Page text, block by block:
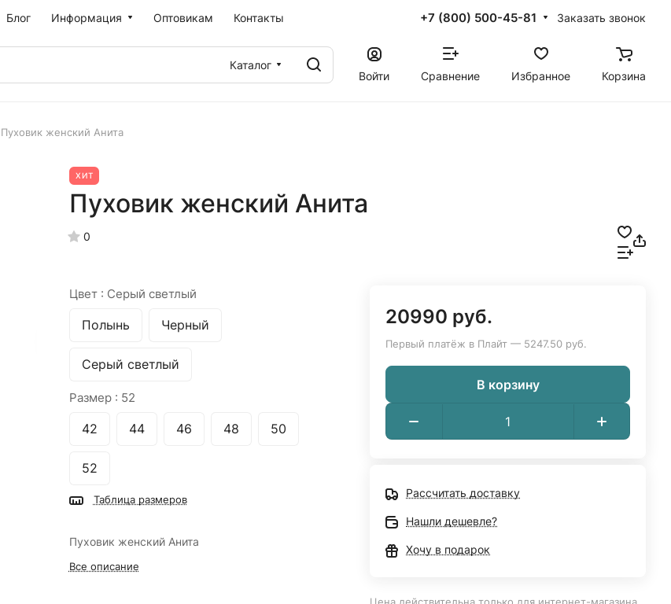
Блог Информация Оптовикам Контакты +7 (800) 500-45-81 Заказать звонок
Каталог
Войти
Сравнение Избранное Корзина
Пуховик женский Анита
ХИТ
Пуховик женский Анита
0
Цвет : Серый светлый
Полынь Черный
Серый светлый
Размер : 52
42 44 46 48 50
52
Таблица размеров
Пуховик женский Анита
Все описание
20990 руб.
Первый платёж в Плайт — 5247.50 руб.
В корзину
Рассчитать доставку
Нашли дешевле?
Хочу в подарок